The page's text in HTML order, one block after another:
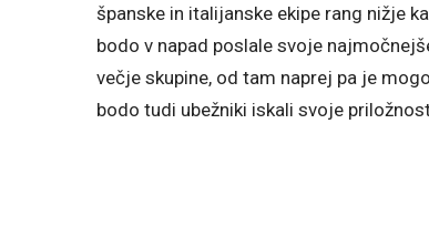
španske in italijanske ekipe rang nižje
bodo v napad poslale svoje
večje skupine, od tam naprej pa je
bodo tudi ubežniki iskali svoje